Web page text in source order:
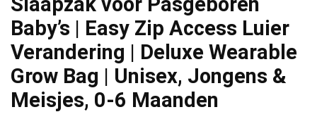
Baby’s | Easy Zip Access Luier
Verandering | Deluxe Wearable
Grow Bag | Unisex, Jongens &
Meisjes, 0-6 Maanden